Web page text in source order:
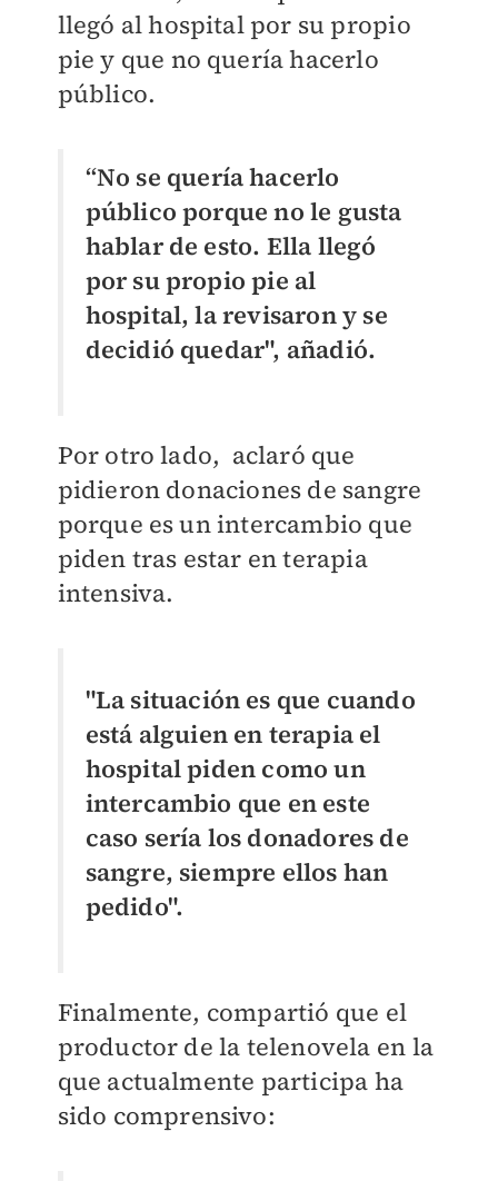
llegó al hospital por su propio
pie y que no quería hacerlo
público.
“No se quería hacerlo
público porque no le gusta
hablar de esto. Ella llegó
por su propio pie al
hospital, la revisaron y se
decidió quedar", añadió.
Por otro lado, aclaró que
pidieron donaciones de sangre
porque es un intercambio que
piden tras estar en terapia
intensiva.
"La situación es que cuando
está alguien en terapia el
hospital piden como un
intercambio que en este
caso sería los donadores de
sangre, siempre ellos han
pedido".
Finalmente, compartió que el
productor de la telenovela en la
que actualmente participa ha
sido comprensivo: